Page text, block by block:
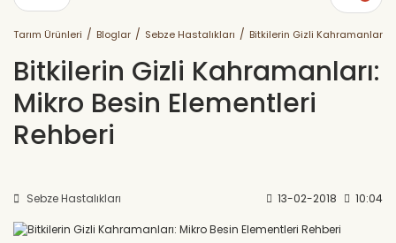
Tarım Ürünleri Bloglar Sebze Hastalıkları Bitkilerin Gizli Kahramanları:
Bitkilerin Gizli Kahramanları:
Mikro Besin Elementleri
Rehberi
Sebze Hastalıkları 13-02-2018 10:04